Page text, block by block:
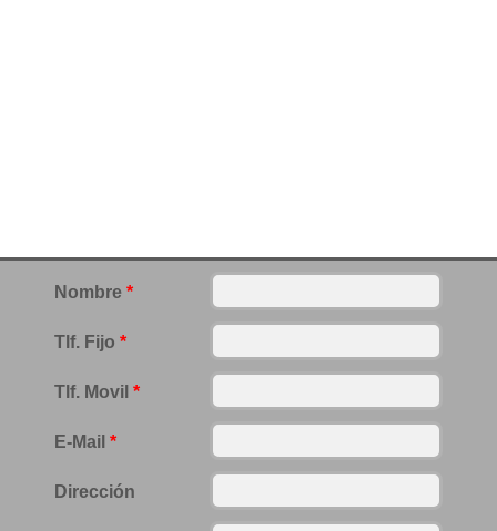
Nombre *
Tlf. Fijo *
Tlf. Movil *
E-Mail *
Dirección